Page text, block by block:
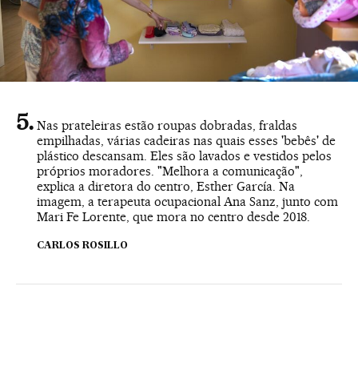
Nas prateleiras estão roupas dobradas, fraldas
empilhadas, várias cadeiras nas quais esses 'bebês' de
plástico descansam. Eles são lavados e vestidos pelos
próprios moradores. "Melhora a comunicação",
explica a diretora do centro, Esther García. Na
imagem, a terapeuta ocupacional Ana Sanz, junto com
Mari Fe Lorente, que mora no centro desde 2018.
CARLOS ROSILLO